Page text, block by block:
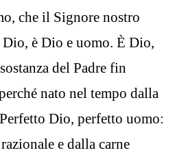
che il Signore nostro
è Dio e uomo. È Dio,
del Padre fin
nato nel tempo dalla
Dio, perfetto uomo:
e dalla carne